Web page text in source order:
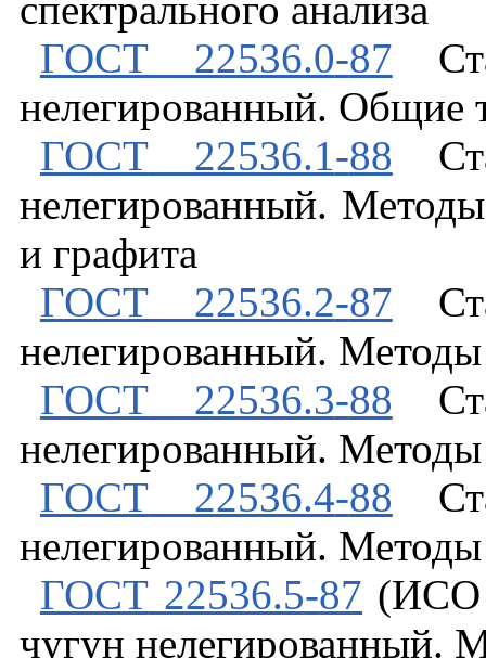
ГОСТ22536.0-87
нелегированный. Общие
ГОСТ22536.1-88
нелегированный. Методы
и графита
ГОСТ22536.2-87
нелегированный. Методы
ГОСТ22536.3-88
нелегированный. Методы
ГОСТ22536.4-88
нелегированный. Методы
ГОСТ22536.5-87 (ИСО
чугун нелегированный.